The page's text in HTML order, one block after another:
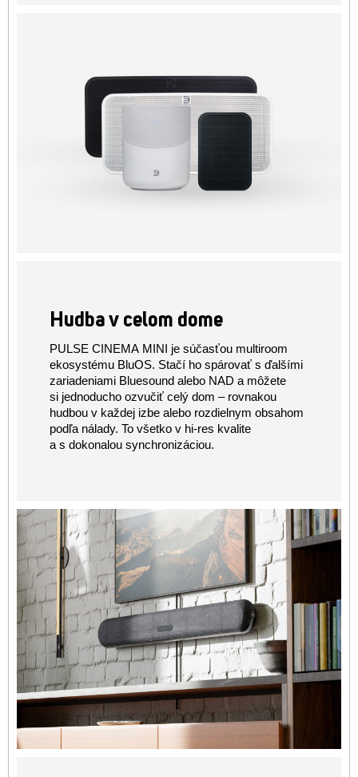
Hudba v celom dome
PULSE CINEMA MINI je súčasťou multiroom
ekosystému BluOS. Stačí ho spárovať s ďalšími
zariadeniami Bluesound alebo NAD a môžete
si jednoducho ozvučiť celý dom – rovnakou
hudbou v každej izbe alebo rozdielnym obsahom
podľa nálady. To všetko v hi-res kvalite
a s dokonalou synchronizáciou.